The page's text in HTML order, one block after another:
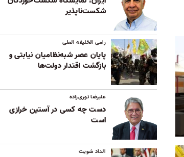
شکست‌ناپذیر
رامی الخلیفه العلی
پایان عصر شبه‌نظامیان نیابتی و
بازگشت اقتدار دولت‌ها
علیرضا نوری‌زاده
دست چه کسی در آستین خرازی
است
الداد شویت